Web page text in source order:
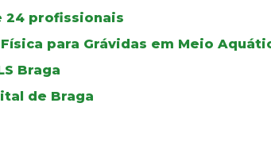
24 profissionais
para Grávidas em Meio
Braga
de Braga